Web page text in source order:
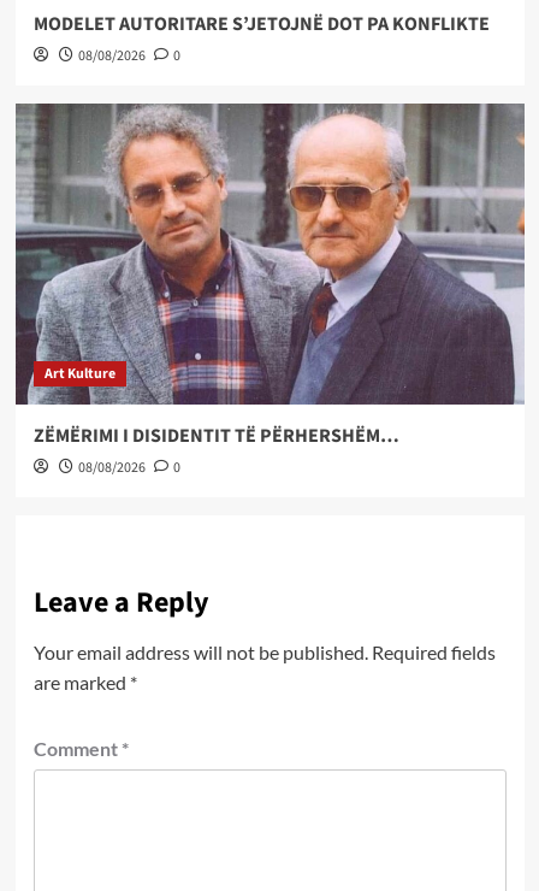
MODELET AUTORITARE S’JETOJNË DOT PA KONFLIKTE
08/08/2026 0
Art Kulture
ZËMËRIMI I DISIDENTIT TË PËRHERSHËM…
08/08/2026 0
Leave a Reply
Your email address will not be published. Required fields
are marked *
Comment *